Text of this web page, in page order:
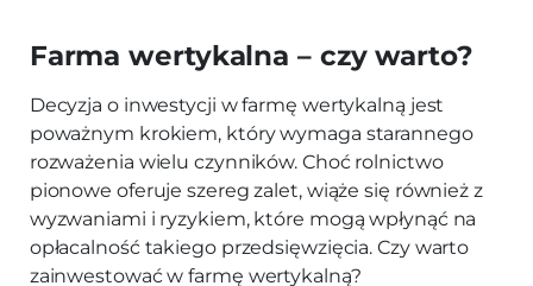
Farma wertykalna – czy warto?
Decyzja o inwestycji w farmę wertykalną jest
poważnym krokiem, który wymaga starannego
rozważenia wielu czynników. Choć rolnictwo
pionowe oferuje szereg zalet, wiąże się również z
wyzwaniami i ryzykiem, które mogą wpłynąć na
opłacalność takiego przedsięwzięcia. Czy warto
zainwestować w farmę wertykalną?